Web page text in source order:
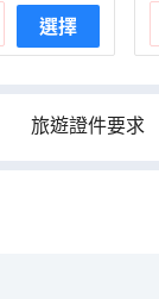
選擇
旅遊證件要求